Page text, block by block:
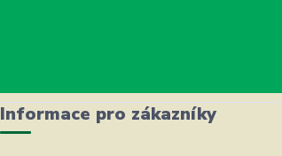
Informace pro zákazníky